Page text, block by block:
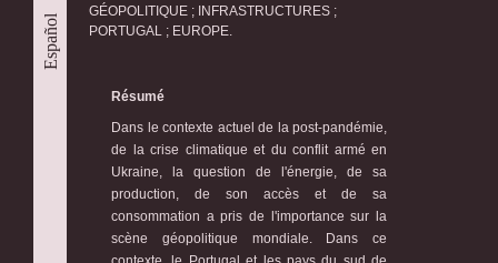
GÉOPOLITIQUE ; INFRASTRUCTURES ;
PORTUGAL ; EUROPE.
Résumé
Dans le contexte actuel de la post-pandémie,
de la crise climatique et du conflit armé en
Ukraine, la question de l'énergie, de sa
production, de son accès et de sa
consommation a pris de l'importance sur la
scène géopolitique mondiale. Dans ce
Español